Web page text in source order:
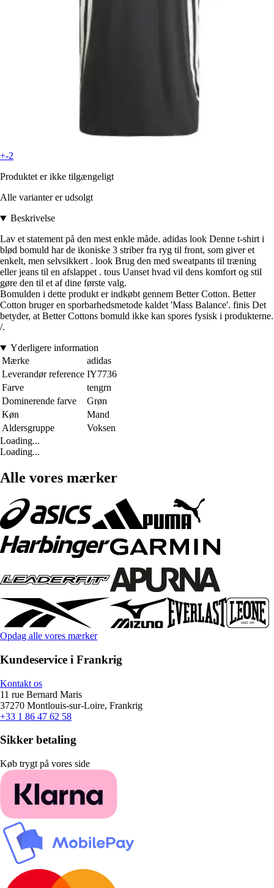
+-2
Produktet er ikke tilgængeligt
Alle varianter er udsolgt
Beskrivelse
Lav et statement på den mest enkle måde. adidas look Denne t-shirt i
blød bomuld har de ikoniske 3 striber fra ryg til front, som giver et
enkelt, men selvsikkert . look Brug den med sweatpants til træning
eller jeans til en afslappet . tous Uanset hvad vil dens komfort og stil
gøre den til et af dine første valg.
Bomulden i dette produkt er indkøbt gennem Better Cotton. Better
Cotton bruger en sporbarhedsmetode kaldet 'Mass Balance'. finis Det
betyder, at Better Cottons bomuld ikke kan spores fysisk i produkterne.
/.
Yderligere information
Mærke
adidas
Leverandør reference IY7736
Farve
tengrn
Dominerende farve
Grøn
Køn
Mand
Aldersgruppe
Voksen
Loading...
Loading...
Alle vores mærker
Opdag alle vores mærker
Kundeservice i Frankrig
Kontakt os
11 rue Bernard Maris
37270 Montlouis-sur-Loire, Frankrig
+33 1 86 47 62 58
Sikker betaling
Køb trygt på vores side